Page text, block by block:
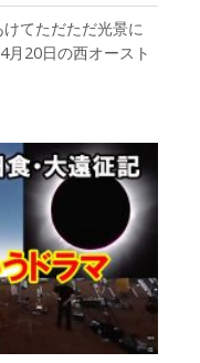
てただただ光景に
20日の西オースト